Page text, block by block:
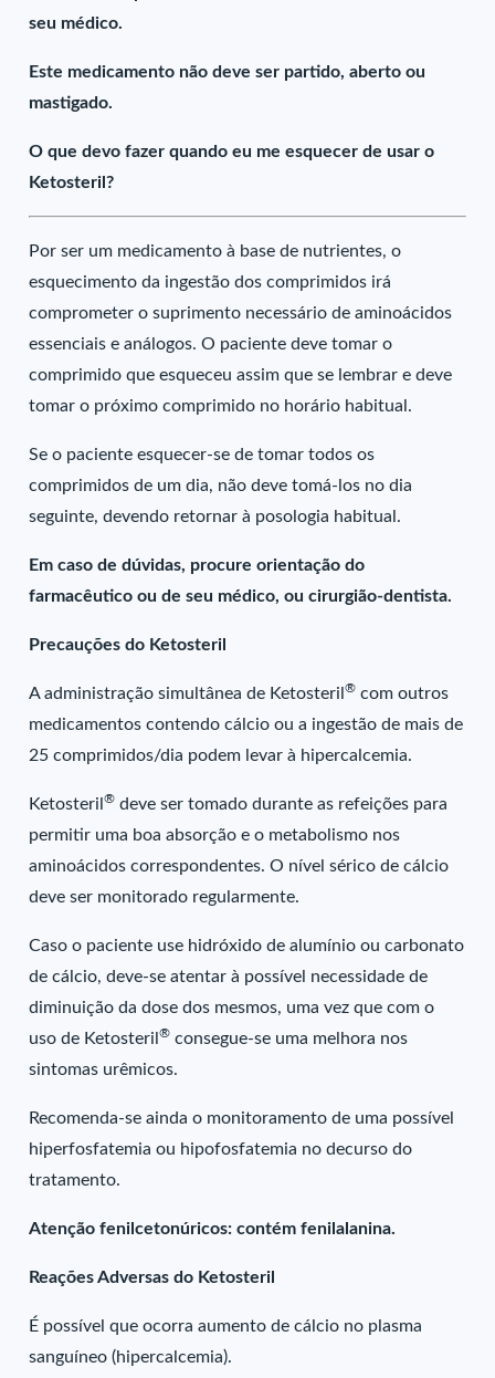
seu médico.
Este medicamento não deve ser partido, aberto ou
mastigado.
O que devo fazer quando eu me esquecer de usar o
Ketosteril?
Por ser um medicamento à base de nutrientes, o
esquecimento da ingestão dos comprimidos irá
comprometer o suprimento necessário de aminoácidos
essenciais e análogos. O paciente deve tomar o
comprimido que esqueceu assim que se lembrar e deve
tomar o próximo comprimido no horário habitual.
Se o paciente esquecer-se de tomar todos os
comprimidos de um dia, não deve tomá-los no dia
seguinte, devendo retornar à posologia habitual.
Em caso de dúvidas, procure orientação do
farmacêutico ou de seu médico, ou cirurgião-dentista.
Precauções do Ketosteril
A administração simultânea de Ketosteril® com outros
medicamentos contendo cálcio ou a ingestão de mais de
25 comprimidos/dia podem levar à hipercalcemia.
Ketosteril® deve ser tomado durante as refeições para
permitir uma boa absorção e o metabolismo nos
aminoácidos correspondentes. O nível sérico de cálcio
deve ser monitorado regularmente.
Caso o paciente use hidróxido de alumínio ou carbonato
de cálcio, deve-se atentar à possível necessidade de
diminuição da dose dos mesmos, uma vez que com o
uso de Ketosteril® consegue-se uma melhora nos
sintomas urêmicos.
Recomenda-se ainda o monitoramento de uma possível
hiperfosfatemia ou hipofosfatemia no decurso do
tratamento.
Atenção fenilcetonúricos: contém fenilalanina.
Reações Adversas do Ketosteril
É possível que ocorra aumento de cálcio no plasma
sanguíneo (hipercalcemia).